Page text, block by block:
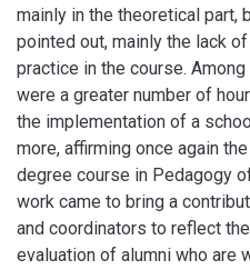
mainly in the theoretical part,
pointed out, mainly the lack
practice in the course.
were a greater number of
the implementation of a
more, affirming once again
degree course in Pedagogy
work came to bring a
and coordinators to reflect
evaluation of alumni who are